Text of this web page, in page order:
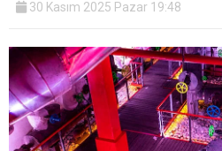
30 Kasım 2025 Pazar 19:48